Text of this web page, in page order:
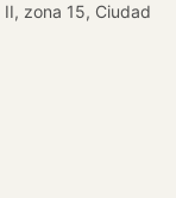
zona 15, Ciudad